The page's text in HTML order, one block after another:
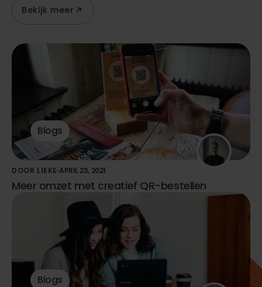
Bekijk meer
Blogs
DOOR LIEKE APRIL 23, 2021
Meer omzet met creatief QR-bestellen
Blogs